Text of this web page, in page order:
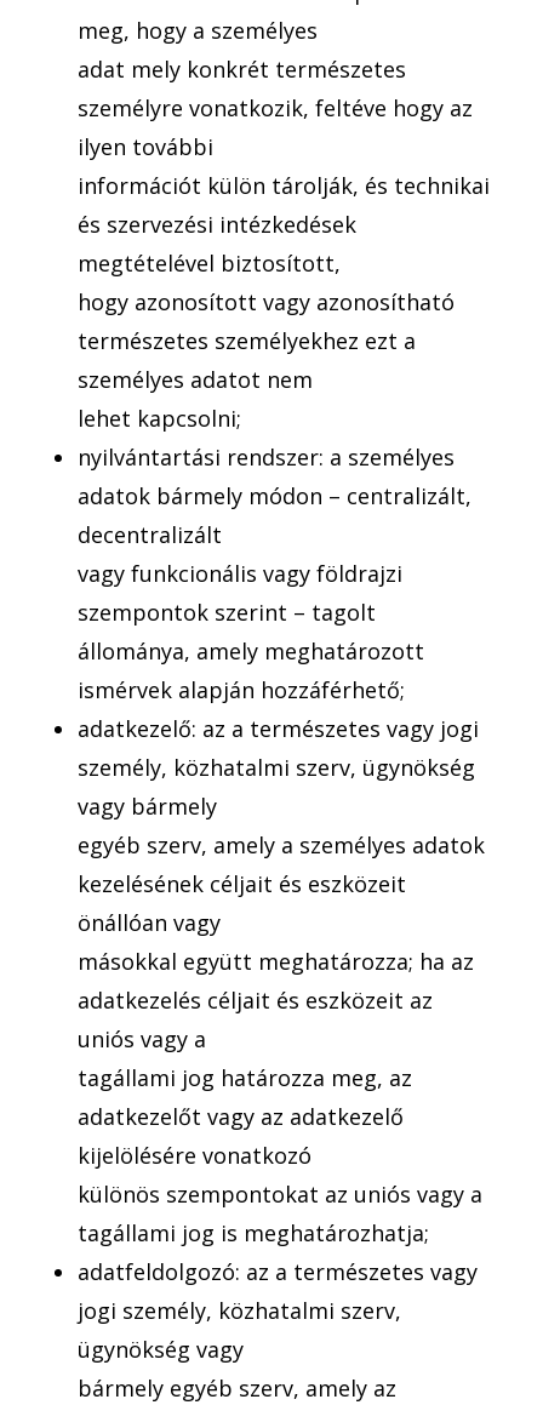
meg, hogy a személyes
adat mely konkrét természetes
személyre vonatkozik, feltéve hogy az
ilyen további
információt külön tárolják, és technikai
és szervezési intézkedések
megtételével biztosított,
hogy azonosított vagy azonosítható
természetes személyekhez ezt a
személyes adatot nem
lehet kapcsolni;
nyilvántartási rendszer: a személyes
adatok bármely módon – centralizált,
decentralizált
vagy funkcionális vagy földrajzi
szempontok szerint – tagolt
állománya, amely meghatározott
ismérvek alapján hozzáférhető;
adatkezelő: az a természetes vagy jogi
személy, közhatalmi szerv, ügynökség
vagy bármely
egyéb szerv, amely a személyes adatok
kezelésének céljait és eszközeit
önállóan vagy
másokkal együtt meghatározza; ha az
adatkezelés céljait és eszközeit az
uniós vagy a
tagállami jog határozza meg, az
adatkezelőt vagy az adatkezelő
kijelölésére vonatkozó
különös szempontokat az uniós vagy a
tagállami jog is meghatározhatja;
adatfeldolgozó: az a természetes vagy
jogi személy, közhatalmi szerv,
ügynökség vagy
bármely egyéb szerv, amely az